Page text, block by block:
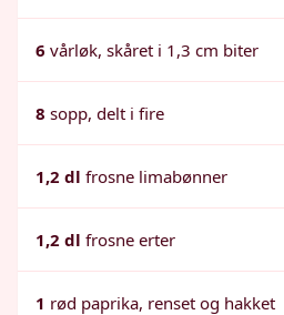
6 vårløk, skåret i 1,3 cm biter
8 sopp, delt i fire
1,2 dl frosne limabønner
1,2 dl frosne erter
1 rød paprika, renset og hakket